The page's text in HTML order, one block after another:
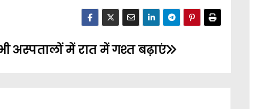
अस्पतालों में रात में गश्त बढ़ाएं